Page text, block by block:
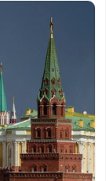
отдельных